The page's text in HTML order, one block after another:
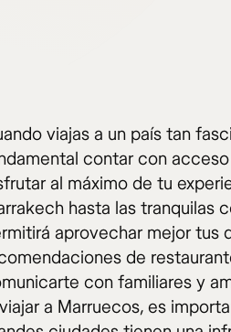
viajas a un país tan
contar con
al máximo de tu
hasta las tranquilas
aprovechar mejor tus
de
con familiares y
a Marruecos, es